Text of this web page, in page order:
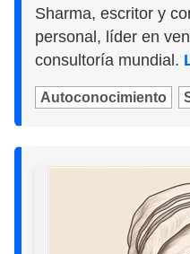
Sharma, escritor y
personal, líder en
consultoría mundial.
Autoconocimiento